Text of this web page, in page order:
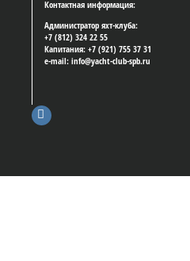
Контактная информация:
Администратор яхт-клуба:
+7 (812) 324 22 55
Капитания: +7 (921) 755 37 31
e-mail: info@yacht-club-spb.ru